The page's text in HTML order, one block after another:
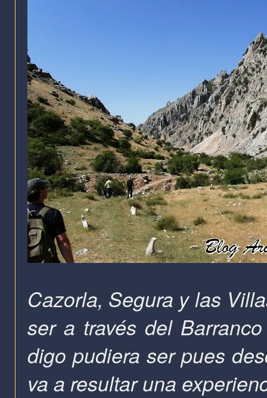
Cazorla, Segura y las
ser a través del
digo pudiera ser pues
va a resultar una